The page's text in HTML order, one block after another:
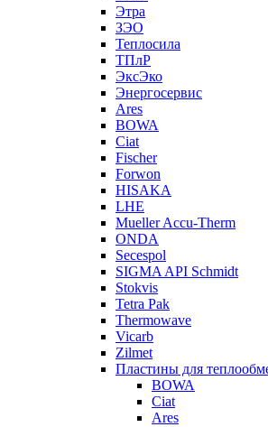
Этра
ЗЭО
Теплосила
ТПлР
ЭксЭко
Энергосервис
Ares
BOWA
Ciat
Fischer
Forwon
HISAKA
LHE
Mueller Accu-Therm
ONDA
Secespol
SIGMA API Schmidt
Stokvis
Tetra Pak
Thermowave
Vicarb
Zilmet
Пластины для
BOWA
Ciat
Ares